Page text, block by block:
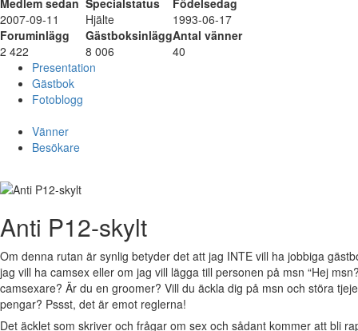
Medlem sedan Specialstatus
Födelsedag
2007-09-11
Hjälte
1993-06-17
Foruminlägg
GästboksinläggAntal vänner
2 422
8 006
40
Presentation
Gästbok
Fotoblogg
Vänner
Besökare
Anti P12-skylt
Om denna rutan är synlig betyder det att jag INTE vill ha jobbiga
jag vill ha camsex eller om jag vill lägga till personen på msn “Hej
camsexare? Är du en groomer? Vill du äckla dig på msn och störa
pengar? Pssst, det är emot reglerna!
Det äcklet som skriver och frågar om sex och sådant kommer att bli